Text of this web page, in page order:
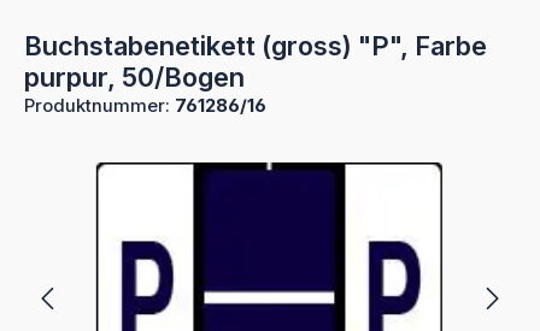
Buchstabenetikett (gross) "P", Farbe
purpur, 50/Bogen
Produktnummer: 761286/16
Bildergalerie überspringen